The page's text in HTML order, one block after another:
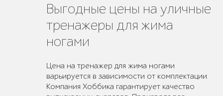
Выгодные цены на уличные
тренажеры для жима
ногами
Цена на тренажер для жима ногами
варьируется в зависимости от комплектации.
Компания Хоббика гарантирует качество